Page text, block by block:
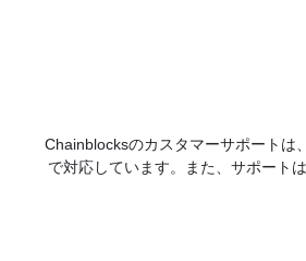
Chainblocksのカスタマーサポートは
で対応しています。また、サポート